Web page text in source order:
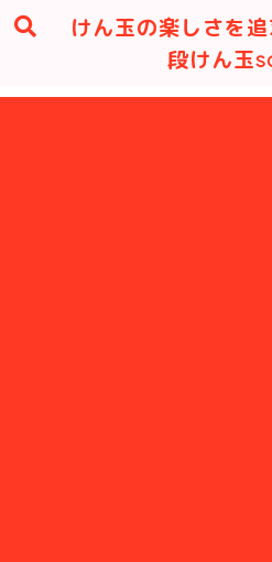
けん玉の楽しさを
段けん玉